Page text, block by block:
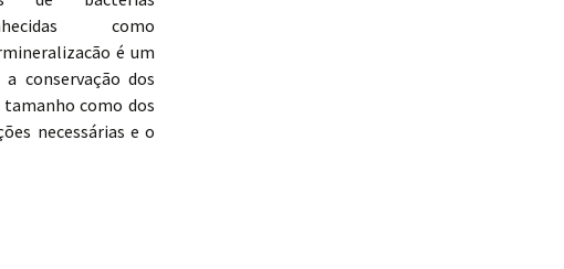
como
é um
conservação dos
como dos
necessárias e o